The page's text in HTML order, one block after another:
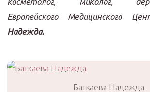
Европейского Медицинского
Надежда.
Баткаева Надежда